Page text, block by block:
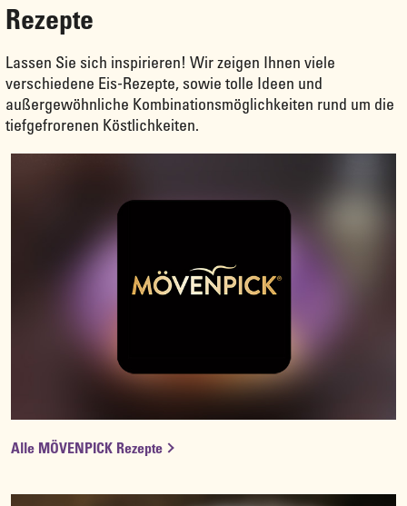
Rezepte
Lassen Sie sich inspirieren! Wir zeigen Ihnen viele
verschiedene Eis-Rezepte, sowie tolle Ideen und
außergewöhnliche Kombinationsmöglichkeiten rund um die
tiefgefrorenen Köstlichkeiten.
Alle MÖVENPICK Rezepte